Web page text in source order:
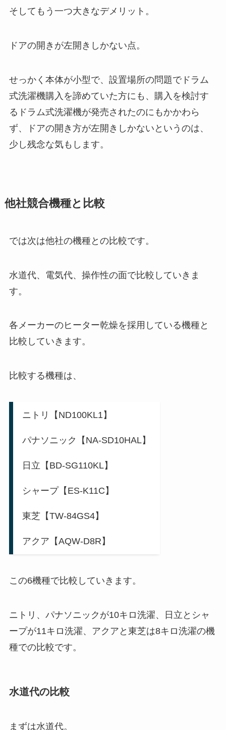
そしてもう一つ大きなデメリット。
ドアの開きが左開きしかない点。
せっかく本体が小型で、設置場所の問題でドラム
式洗濯機購入を諦めていた方にも、購入を検討す
るドラム式洗濯機が発売されたのにもかかわら
ず、ドアの開き方が左開きしかないというのは、
少し残念な気もします。
他社競合機種と比較
では次は他社の機種との比較です。
水道代、電気代、操作性の面で比較していきま
す。
各メーカーのヒーター乾燥を採用している機種と
比較していきます。
比較する機種は、
ニトリ【ND100KL1】
パナソニック【NA-SD10HAL】
日立【BD-SG110KL】
シャープ【ES-K11C】
東芝【TW-84GS4】
アクア【AQW-D8R】
この6機種で比較していきます。
ニトリ、パナソニックが10キロ洗濯、日立とシャ
ープが11キロ洗濯、アクアと東芝は8キロ洗濯の機
種での比較です。
水道代の比較
まずは水道代。